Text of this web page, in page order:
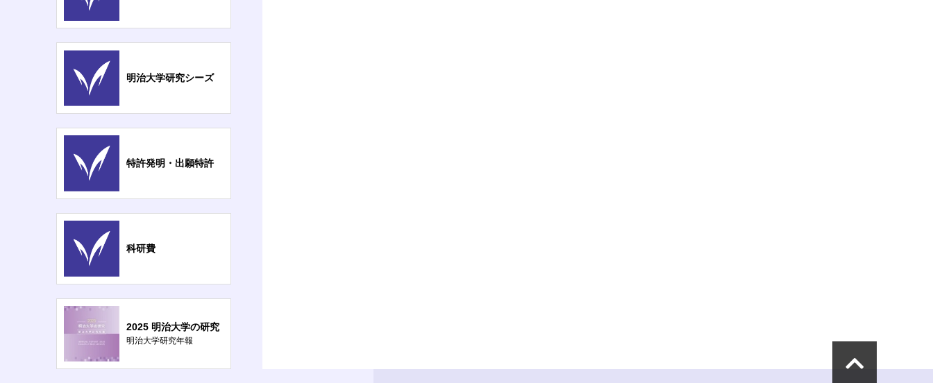
明治大学研究シーズ
特許発明・出願特許
科研費
2025 明治大学の研究
明治大学研究年報